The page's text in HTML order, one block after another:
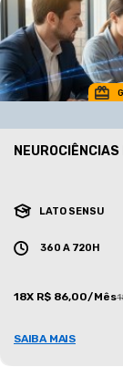
LATO SENSU
360 A 720H
18X R$ 86,00/Mês
SAIBA MAIS